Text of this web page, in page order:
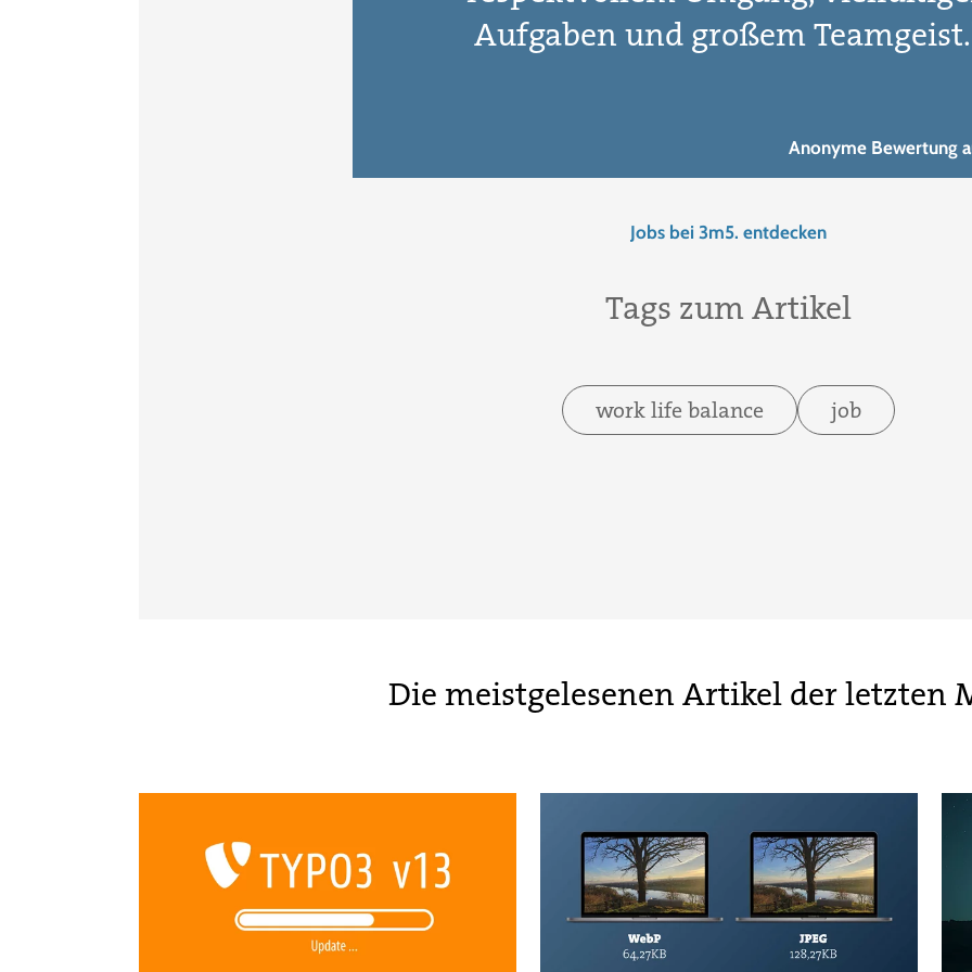
Aufgaben und großem
Anonyme Bewertung
Jobs bei 3m5. entdecken
Tags zum Artikel
work life balance job
Die meistgelesenen Artikel der letzten